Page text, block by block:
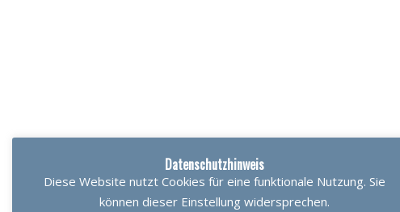
Datenschutzhinweis
Diese Website nutzt Cookies für eine funktionale Nutzung. Sie
können dieser Einstellung widersprechen.